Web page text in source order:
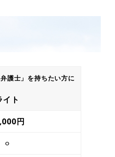
護士」を持ちたい方に
イト
円
⚪︎